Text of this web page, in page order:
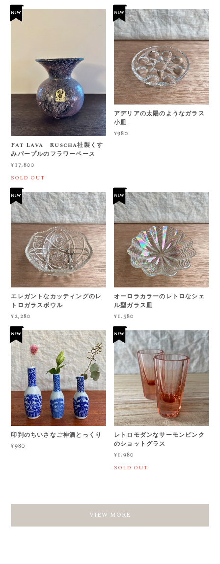
Fat Lava Ruscha社製くす
みパープルのフラワーベース
¥17,800
SOLD OUT
アデリアの太陽のようなガラス
小皿
¥980
エレガントなカッティングのレ
トロガラスボウル
¥2,280
オーロラカラーのレトロなシェ
ル型ガラス皿
¥1,580
印判のちいさなご神酒とっくり
¥980
レトロモダンなサーモンピンク
のショットグラス
¥1,980
SOLD OUT
VIEW MORE